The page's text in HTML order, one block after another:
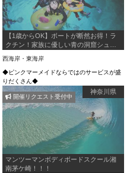
【1歳からOK】ボートが断然お得！ラ
クチン！家族に優しい青の洞窟シュノ
真動画｜魚エサやり｜駐車場・シャワ
ー・ドライヤー付き
西海岸・東海岸
◆ピンクマーメイドならではのサービスが盛
りだくさん◆
神奈川県
マンツーマンボディボードスクール湘
南茅ケ崎！！！
開催リクエスト受付中